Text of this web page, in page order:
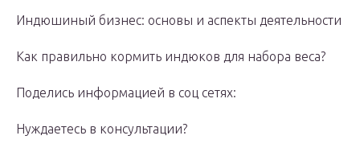
Индюшиный бизнес: основы и аспекты деятельности
Как правильно кормить индюков для набора веса?
Поделись информацией в соц сетях:
Нуждаетесь в консультации?